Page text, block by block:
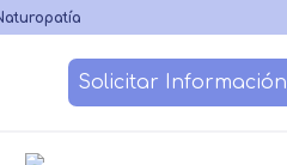
Solicitar Información